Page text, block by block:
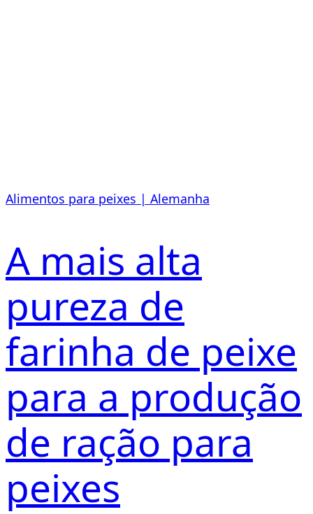
Alimentos para peixes | Alemanha
A mais alta
pureza de
farinha de peixe
para a produção
de ração para
peixes